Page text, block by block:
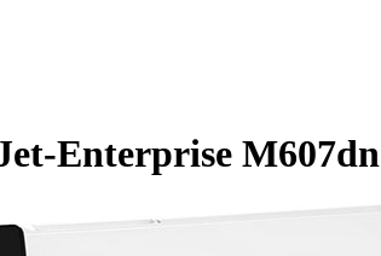
Enterprise M607dn